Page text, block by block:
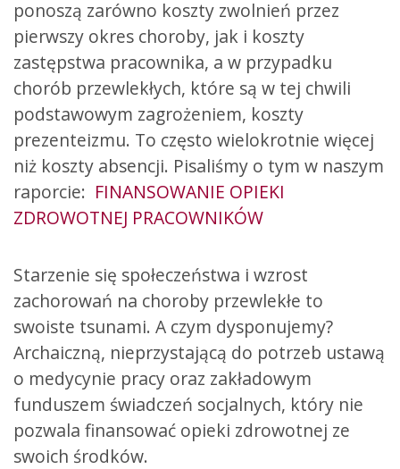
ponoszą zarówno koszty zwolnień przez
pierwszy okres choroby, jak i koszty
zastępstwa pracownika, a w przypadku
chorób przewlekłych, które są w tej chwili
podstawowym zagrożeniem, koszty
prezenteizmu. To często wielokrotnie więcej
niż koszty absencji. Pisaliśmy o tym w naszym
raporcie: FINANSOWANIE OPIEKI
ZDROWOTNEJ PRACOWNIKÓW
Starzenie się społeczeństwa i wzrost
zachorowań na choroby przewlekłe to
swoiste tsunami. A czym dysponujemy?
Archaiczną, nieprzystającą do potrzeb ustawą
o medycynie pracy oraz zakładowym
funduszem świadczeń socjalnych, który nie
pozwala finansować opieki zdrowotnej ze
swoich środków.